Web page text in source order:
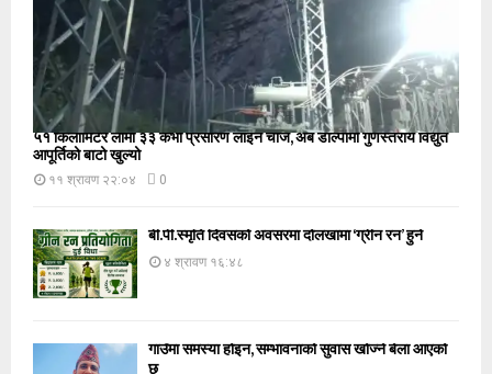
५१ किलोमिटर लामो ३३ केभी प्रसारण लाइन चार्ज, अब डोल्पामा गुणस्तरीय विद्युत
आपूर्तिको बाटो खुल्यो
११ श्रावण २२:०४ 0
बी.पी.स्मृति दिवसको अवसरमा दोलखामा ‘ग्रीन रन’ हुने
४ श्रावण १६:४८
गाउँमा समस्या होइन, सम्भावनाको सुवास खोज्ने बेला आएको